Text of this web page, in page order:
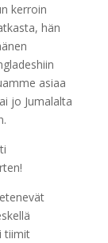
kerroin
hän
asiaa
jo Jumalalta
tiimit